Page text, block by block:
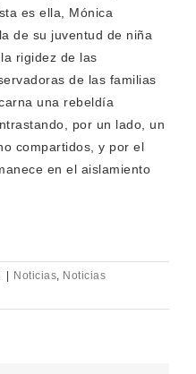
es ella, Mónica
de su juventud de niña
rigidez de las
de las familias
una rebeldía
por un lado, un
compartidos, y por el
en el aislamiento
| Noticias Noticias